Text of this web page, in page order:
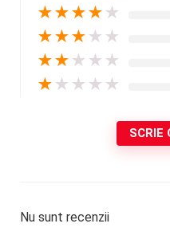
★★★★ ★
★★★ ★ ★
★★ ★ ★ ★
★ ★ ★ ★ ★
SCRIE
Nu sunt recenzii